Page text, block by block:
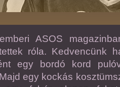
ASOS
róla. Kedvencünk
egy bordó kord
egy kockás